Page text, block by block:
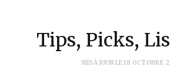
Tips, Picks,
MIS À JOUR LE18 OCTOBRE